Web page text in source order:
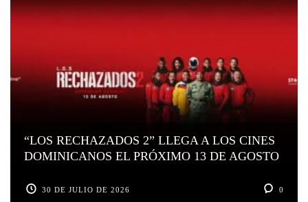
“LOS RECHAZADOS 2” LLEGA A LOS CINES
DOMINICANOS EL PRÓXIMO 13 DE AGOSTO
30 DE JULIO DE 2026 0